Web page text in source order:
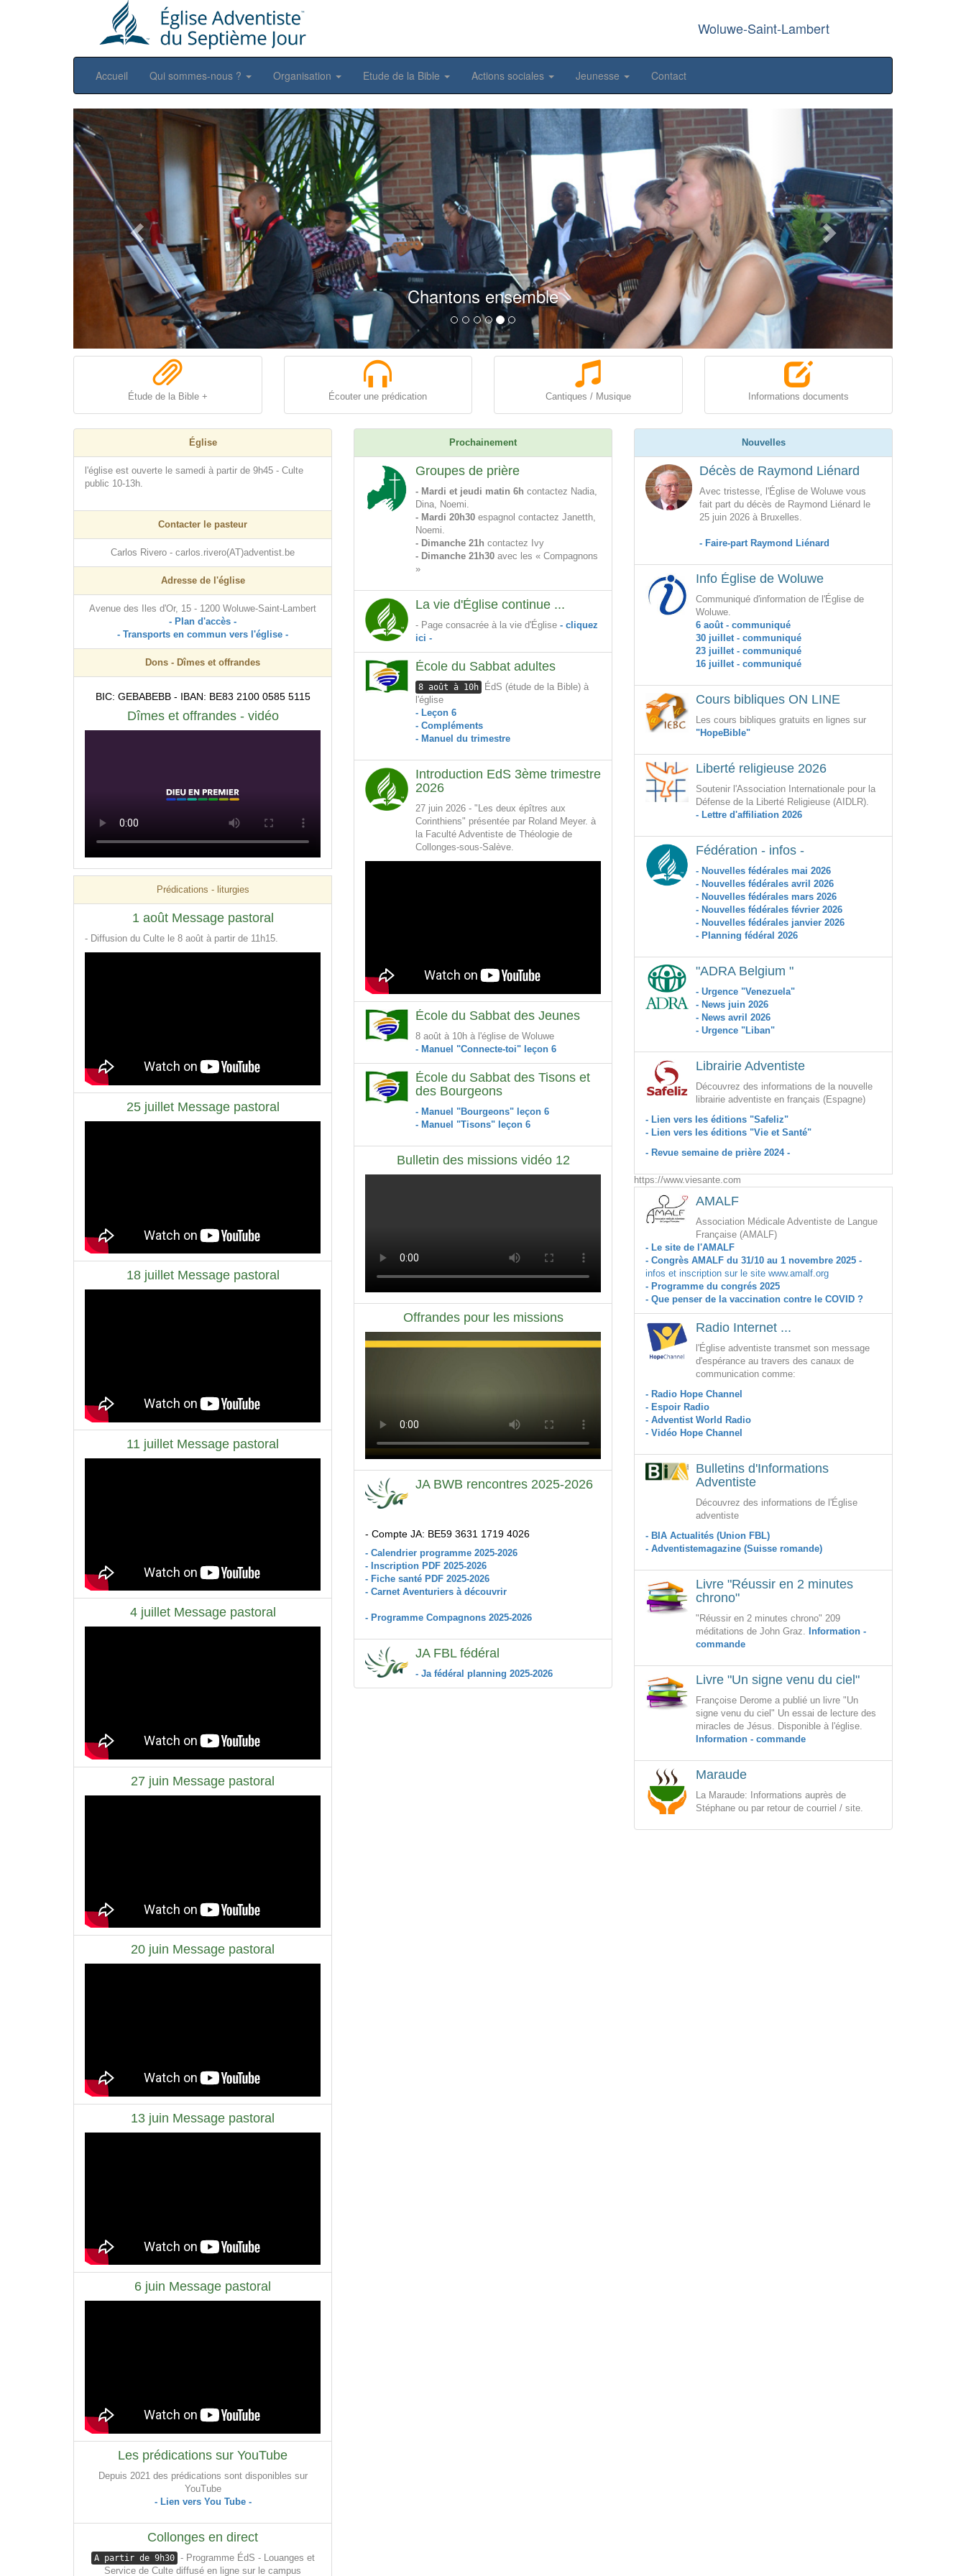
Woluwe-Saint-Lambert
Accueil Qui sommes-nous ? Organisation Etude de la Bible Actions sociales Jeunesse Contact
Chantons ensemble
Previous Next
Étude de la Bible + Écouter une prédication Cantiques / Musique Informations documents
Église
l'église est ouverte le samedi à partir de 9h45 - Culte
public 10-13h.
Contacter le pasteur
Carlos Rivero - carlos.rivero(AT)adventist.be
Adresse de l'église
Avenue des Iles d'Or, 15 - 1200 Woluwe-Saint-Lambert
- Plan d'accès -
- Transports en commun vers l'église -
Dons - Dîmes et offrandes
BIC: GEBABEBB - IBAN: BE83 2100 0585 5115
Dîmes et offrandes - vidéo
Prédications - liturgies
1 août Message pastoral
- Diffusion du Culte le 8 août à partir de 11h15.
25 juillet Message pastoral
18 juillet Message pastoral
11 juillet Message pastoral
4 juillet Message pastoral
27 juin Message pastoral
20 juin Message pastoral
13 juin Message pastoral
6 juin Message pastoral
Les prédications sur YouTube
Depuis 2021 des prédications sont disponibles sur
YouTube
- Lien vers You Tube -
Collonges en direct
A partir de 9h30
- Programme ÉdS - Louanges et
Service de Culte diffusé en ligne sur le campus
Prochainement
Groupes de prière
- Mardi et jeudi matin 6h contactez Nadia,
Dina, Noemi.
- Mardi 20h30 espagnol contactez Janetth,
Noemi.
- Dimanche 21h contactez Ivy
- Dimanche 21h30 avec les « Compagnons
»
La vie d'Église continue ...
- Page consacrée à la vie d'Église - cliquez
ici -
École du Sabbat adultes
8 août à 10h
ÉdS (étude de la Bible) à
l'église
- Leçon 6
- Compléments
- Manuel du trimestre
Introduction EdS 3ème trimestre
2026
27 juin 2026 - "Les deux épîtres aux
Corinthiens" présentée par Roland Meyer. à
la Faculté Adventiste de Théologie de
Collonges-sous-Salève.
École du Sabbat des Jeunes
8 août à 10h à l'église de Woluwe
- Manuel "Connecte-toi" leçon 6
École du Sabbat des Tisons et
des Bourgeons
- Manuel "Bourgeons" leçon 6
- Manuel "Tisons" leçon 6
Bulletin des missions vidéo 12
Offrandes pour les missions
JA BWB rencontres 2025-2026
- Compte JA: BE59 3631 1719 4026
- Calendrier programme 2025-2026
- Inscription PDF 2025-2026
- Fiche santé PDF 2025-2026
- Carnet Aventuriers à découvrir
- Programme Compagnons 2025-2026
JA FBL fédéral
- Ja fédéral planning 2025-2026
Nouvelles
Décès de Raymond Liénard
Avec tristesse, l'Église de Woluwe vous
fait part du décès de Raymond Liénard le
25 juin 2026 à Bruxelles.
- Faire-part Raymond Liénard
Info Église de Woluwe
Communiqué d'information de l'Église de
Woluwe.
6 août - communiqué
30 juillet - communiqué
23 juillet - communiqué
16 juillet - communiqué
Cours bibliques ON LINE
Les cours bibliques gratuits en lignes sur
"HopeBible"
Liberté religieuse 2026
Soutenir l'Association Internationale pour la
Défense de la Liberté Religieuse (AIDLR).
- Lettre d'affiliation 2026
Fédération - infos -
- Nouvelles fédérales mai 2026
- Nouvelles fédérales avril 2026
- Nouvelles fédérales mars 2026
- Nouvelles fédérales février 2026
- Nouvelles fédérales janvier 2026
- Planning fédéral 2026
"ADRA Belgium "
- Urgence "Venezuela"
- News juin 2026
- News avril 2026
- Urgence "Liban"
Librairie Adventiste
Découvrez des informations de la nouvelle
librairie adventiste en français (Espagne)
- Lien vers les éditions "Safeliz"
- Lien vers les éditions "Vie et Santé"
- Revue semaine de prière 2024 -
https://www.viesante.com
AMALF
Association Médicale Adventiste de Langue
Française (AMALF)
- Le site de l'AMALF
- Congrès AMALF du 31/10 au 1 novembre 2025 -
infos et inscription sur le site www.amalf.org
- Programme du congrés 2025
- Que penser de la vaccination contre le COVID ?
Radio Internet ...
l'Église adventiste transmet son message
d'espérance au travers des canaux de
communication comme:
- Radio Hope Channel
- Espoir Radio
- Adventist World Radio
- Vidéo Hope Channel
Bulletins d'Informations
Adventiste
Découvrez des informations de l'Église
adventiste
- BIA Actualités (Union FBL)
- Adventistemagazine (Suisse romande)
Livre "Réussir en 2 minutes
chrono"
"Réussir en 2 minutes chrono" 209
méditations de John Graz. Information -
commande
Livre "Un signe venu du ciel"
Françoise Derome a publié un livre "Un
signe venu du ciel" Un essai de lecture des
miracles de Jésus. Disponible à l'église.
Information - commande
Maraude
La Maraude: Informations auprès de
Stéphane ou par retour de courriel / site.